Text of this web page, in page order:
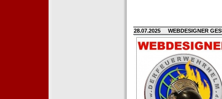
28.07.2025 WEBDESIGNER